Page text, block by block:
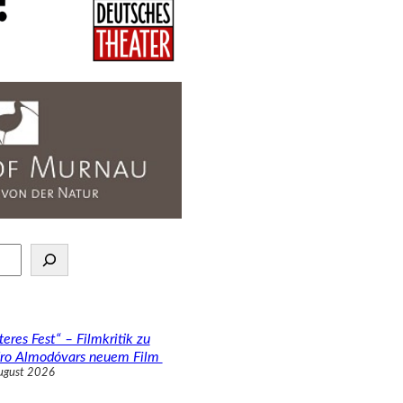
Fest“ – Filmkritik zu
Almodóvars neuem Film
2026